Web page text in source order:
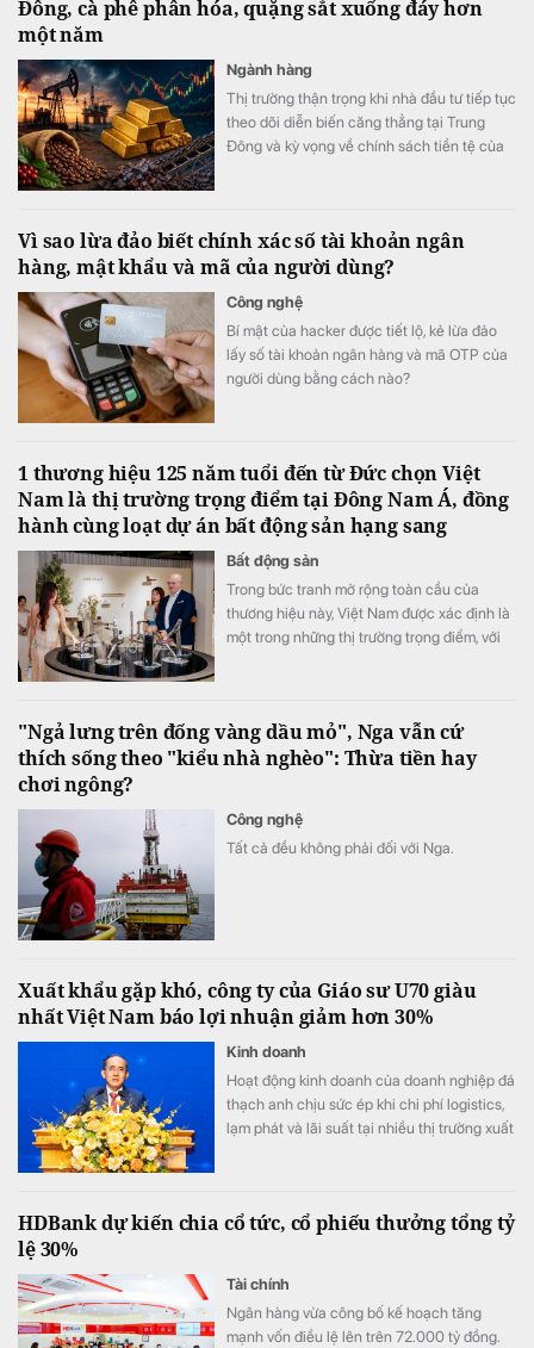
Đông, cà phê phân hóa, quặng sắt xuống đáy hơn
một năm
Ngành hàng
Thị trường thận trọng khi nhà đầu tư tiếp tục
theo dõi diễn biến căng thẳng tại Trung
Đông và kỳ vọng về chính sách tiền tệ của
suất trong cuộc họp tháng 9 cùng các dữ
liệu việc làm sắp công bố cũng đang chi
Vì sao lừa đảo biết chính xác số tài khoản ngân
hàng, mật khẩu và mã của người dùng?
Công nghệ
Bí mật của hacker được tiết lộ, kẻ lừa đảo
lấy số tài khoản ngân hàng và mã OTP của
người dùng bằng cách nào?
1 thương hiệu 125 năm tuổi đến từ Đức chọn Việt
Nam là thị trường trọng điểm tại Đông Nam Á, đồng
hành cùng loạt dự án bất động sản hạng sang
Bất động sản
Trong bức tranh mở rộng toàn cầu của
thương hiệu này, Việt Nam được xác định là
một trong những thị trường trọng điểm, với
"Ngả lưng trên đống vàng dầu mỏ", Nga vẫn cứ
thích sống theo "kiểu nhà nghèo": Thừa tiền hay
chơi ngông?
Công nghệ
Tất cả đều không phải đối với Nga.
Xuất khẩu gặp khó, công ty của Giáo sư U70 giàu
nhất Việt Nam báo lợi nhuận giảm hơn 30%
Kinh doanh
Hoạt động kinh doanh của doanh nghiệp đá
thạch anh chịu sức ép khi chi phí logistics,
lạm phát và lãi suất tại nhiều thị trường xuất
HDBank dự kiến chia cổ tức, cổ phiếu thưởng tổng tỷ
lệ 30%
Tài chính
Ngân hàng vừa công bố kế hoạch tăng
mạnh vốn điều lệ lên trên 72.000 tỷ đồng.